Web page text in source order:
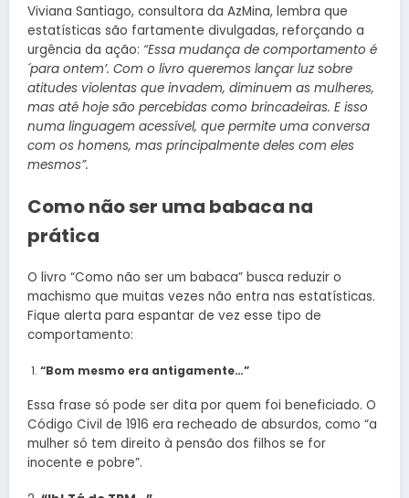
Viviana Santiago, consultora da AzMina, lembra que
estatísticas são fartamente divulgadas, reforçando a
urgência da ação: “Essa mudança de comportamento é
´para ontem’. Com o livro queremos lançar luz sobre
atitudes violentas que invadem, diminuem as mulheres,
mas até hoje são percebidas como brincadeiras. E isso
numa linguagem acessível, que permite uma conversa
com os homens, mas principalmente deles com eles
mesmos”.
Como não ser uma babaca na
prática
O livro “Como não ser um babaca” busca reduzir o
machismo que muitas vezes não entra nas estatísticas.
Fique alerta para espantar de vez esse tipo de
comportamento:
“Bom mesmo era antigamente…”
Essa frase só pode ser dita por quem foi beneficiado. O
Código Civil de 1916 era recheado de absurdos, como “a
mulher só tem direito à pensão dos filhos se for
inocente e pobre”.